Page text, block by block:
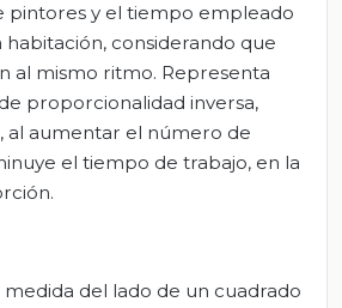
pintores y el tiempo empleado
considerando que
al mismo ritmo. Representa
proporcionalidad inversa,
al aumentar el número de
el tiempo de trabajo, en la
del lado de un cuadrado